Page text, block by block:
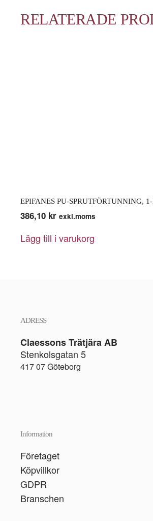
RELATERADE
EPIFANES PU-SPRUTFÖRTUNNING,
386,10 kr exkl.moms
Lägg till i varukorg
ADRESS
Claessons Trätjära AB
Stenkolsgatan 5
417 07 Göteborg
Information
Företaget
Köpvillkor
GDPR
Branschen